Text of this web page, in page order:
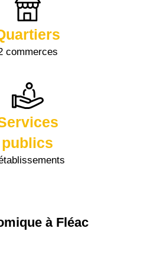
commerces
publics
à Fléac